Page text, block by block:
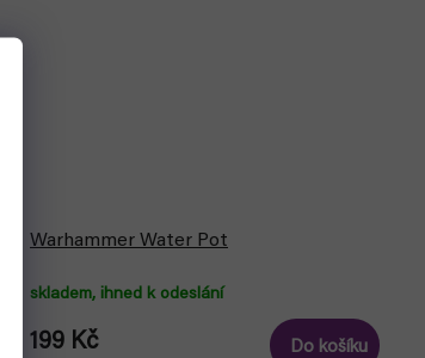
Warhammer Water Pot
skladem, ihned k odeslání
199 Kč Do košíku